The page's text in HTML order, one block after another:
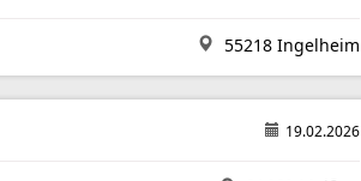
55218 Ingelheim
19.02.2026